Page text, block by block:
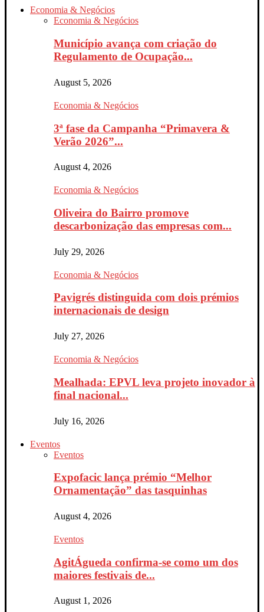
Economia & Negócios
Economia & Negócios
Município avança com criação do
Regulamento de Ocupação...
August 5, 2026
Economia & Negócios
3ª fase da Campanha “Primavera &
Verão 2026”...
August 4, 2026
Economia & Negócios
Oliveira do Bairro promove
descarbonização das empresas com...
July 29, 2026
Economia & Negócios
Pavigrés distinguida com dois prémios
internacionais de design
July 27, 2026
Economia & Negócios
Mealhada: EPVL leva projeto inovador à
final nacional...
July 16, 2026
Eventos
Eventos
Expofacic lança prémio “Melhor
Ornamentação” das tasquinhas
August 4, 2026
Eventos
AgitÁgueda confirma-se como um dos
maiores festivais de...
August 1, 2026